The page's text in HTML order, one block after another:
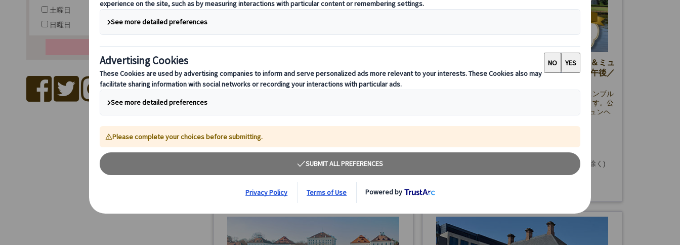
デンツ宮殿＆旧市街 日本語ガイド付き（午前・午
後/公共交通機関1日券付き）
65.00 EUR
月～金曜日(12/24・25・31、1/1、3/26・29を除く)
【プライベートツアー】ニンフェンブルク城＆ミュ
ンヘン半日観光｜日本語ガイド付き（午前・午後／
ミュンヘン半日プライベート観光ツアー。ニンフェンブル
ク城と旧市街を日本語ガイド付きで効率よく巡ります。公
共交通機関1日乗車券付き＆ホテル発着で安心のミュンヘ
65.00 EUR
月～金曜日(12/24・25・31、1/1、3/26・29を除く)
土曜日
日曜日